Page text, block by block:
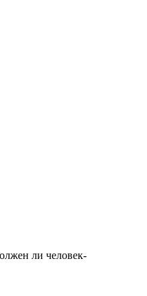
ли человек-